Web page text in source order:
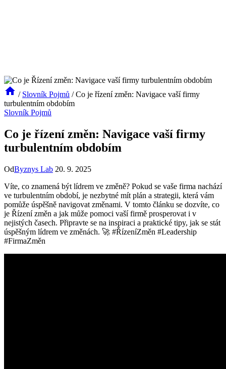
/ Slovník Pojmů / Co je řízení změn: Navigace vaší firmy
turbulentním obdobím
Slovník Pojmů
Co je řízení změn: Navigace vaší firmy
turbulentním obdobím
OdByznys Lab 20. 9. 2025
Víte, co znamená být lídrem ve změně? Pokud se vaše firma nachází
ve turbulentním období, je nezbytné mít plán a strategii, která vám
pomůže úspěšně navigovat změnami. V tomto článku se dozvíte, co
je Řízení změn a jak může pomoci vaší firmě prosperovat i v
nejistých časech. Připravte se na inspiraci a praktické tipy, jak se stát
úspěšným lídrem ve změnách. 🚀 #ŘízeníZměn #Leadership
#FirmaZměn